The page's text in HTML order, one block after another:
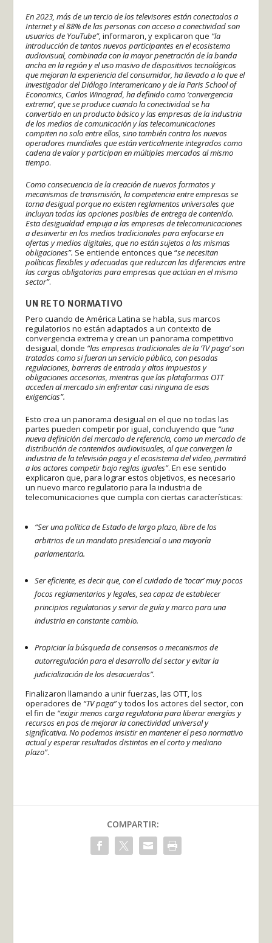
En 2023, más de un tercio de los televisores están conectados a
Internet y el 88% de las personas con acceso a conectividad son
usuarios de YouTube”,informaron, y explicaron que “la
introducción de tantos nuevos participantes en el ecosistema
audiovisual, combinada con la mayor penetración de la banda
ancha en la región y el uso masivo de dispositivos tecnológicos
que mejoran la experiencia del consumidor, ha llevado a lo que el
investigador del Diálogo Interamericano y de la Paris School of
Economics, Carlos Winograd, ha definido como ‘convergencia
extrema’, que se produce cuando la conectividad se ha
convertido en un producto básico y las empresas de la industria
de los medios de comunicación y las telecomunicaciones
compiten no solo entre ellos, sino también contra los nuevos
operadores mundiales que están verticalmente integrados como
cadena de valor y participan en múltiples mercados al mismo
tiempo.
Como consecuencia de la creación de nuevos formatos y
mecanismos de transmisión, la competencia entre empresas se
torna desigual porque no existen reglamentos universales que
incluyan todas las opciones posibles de entrega de contenido.
Esta desigualdad empuja a las empresas de telecomunicaciones
a desinvertir en los medios tradicionales para enfocarse en
ofertas y medios digitales, que no están sujetos a las mismas
obligaciones”. Se entiende entonces que “se necesitan
políticas flexibles y adecuadas que reduzcan las diferencias entre
las cargas obligatorias para empresas que actúan en el mismo
sector”.
UN RETO NORMATIVO
Pero cuando de América Latina se habla, sus marcos
regulatorios no están adaptados a un contexto de
convergencia extrema y crean un panorama competitivo
desigual, donde “las empresas tradicionales de la ‘TV paga’ son
tratadas como si fueran un servicio público, con pesadas
regulaciones, barreras de entrada y altos impuestos y
obligaciones accesorias, mientras que las plataformas OTT
acceden al mercado sin enfrentar casi ninguna de esas
exigencias”.
Esto crea un panorama desigual en el que no todas las
partes pueden competir por igual, concluyendo que “una
nueva definición del mercado de referencia, como un mercado de
distribución de contenidos audiovisuales, al que convergen la
industria de la televisión paga y el ecosistema del video, permitirá
a los actores competir bajo reglas iguales”. En ese sentido
explicaron que, para lograr estos objetivos, es necesario
un nuevo marco regulatorio para la industria de
telecomunicaciones que cumpla con ciertas características:
“Ser una política de Estado de largo plazo, libre de los
arbitrios de un mandato presidencial o una mayoría
parlamentaria.
Ser eficiente, es decir que, con el cuidado de ‘tocar’ muy pocos
focos reglamentarios y legales, sea capaz de establecer
principios regulatorios y servir de guía y marco para una
industria en constante cambio.
Propiciar la búsqueda de consensos o mecanismos de
autorregulación para el desarrollo del sector y evitar la
judicialización de los desacuerdos”.
Finalizaron llamando a unir fuerzas, las OTT, los
operadores de “TV paga”y todos los actores del sector, con
el fin de “exigir menos carga regulatoria para liberar energías y
recursos en pos de mejorar la conectividad universal y
significativa. No podemos insistir en mantener el peso normativo
actual y esperar resultados distintos en el corto y mediano
plazo”.
COMPARTIR: